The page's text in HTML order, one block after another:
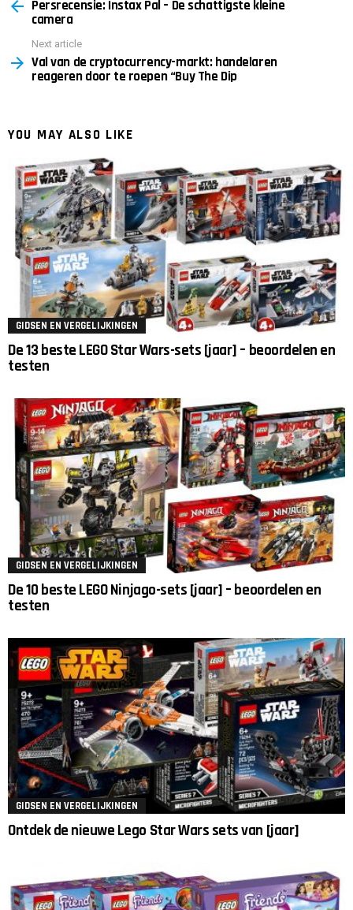
more Persrecensie: Instax Pal – De schattigste kleine
camera
Next article
Val van de cryptocurrency-markt: handelaren
reageren door te roepen “Buy The Dip
YOU MAY ALSO LIKE
GIDSEN EN VERGELIJKINGEN
De 13 beste LEGO Star Wars-sets [jaar] – beoordelen en
testen
GIDSEN EN VERGELIJKINGEN
De 10 beste LEGO Ninjago-sets [jaar] – beoordelen en
testen
GIDSEN EN VERGELIJKINGEN
Ontdek de nieuwe Lego Star Wars sets van [jaar]